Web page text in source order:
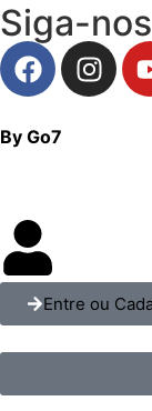
Siga-
By Go7
Entre ou